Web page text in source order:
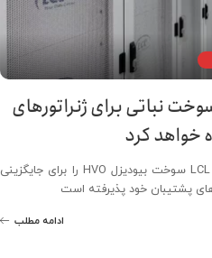
نباتی برای ژنراتورهای
خواهد کرد
شرکت مرکز داده بلژیکی LCL سوخت بیودیزل HVO را برای جایگزینی
پشتیبان خود پذیرفته است
ادامه مطلب